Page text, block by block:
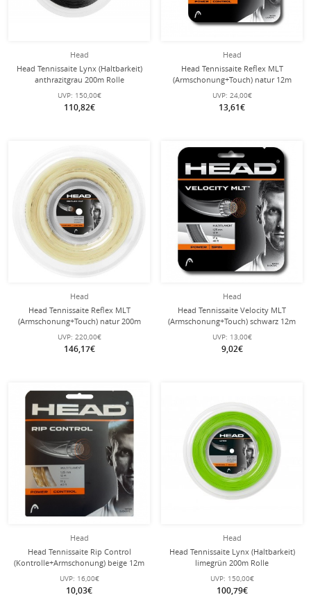
Head
Head Tennissaite Lynx (Haltbarkeit)
anthrazitgrau 200m Rolle
UVP: 150,00€
110,82€
Head
Head Tennissaite Reflex MLT
(Armschonung+Touch) natur 12m
Set
UVP: 24,00€
13,61€
Head
Head Tennissaite Reflex MLT
(Armschonung+Touch) natur 200m
Rolle
UVP: 220,00€
146,17€
Head
Head Tennissaite Velocity MLT
(Armschonung+Touch) schwarz 12m
Set
UVP: 13,00€
9,02€
Head
Head Tennissaite Rip Control
(Kontrolle+Armschonung) beige 12m
Set
UVP: 16,00€
10,03€
Head
Head Tennissaite Lynx (Haltbarkeit)
limegrün 200m Rolle
UVP: 150,00€
100,79€